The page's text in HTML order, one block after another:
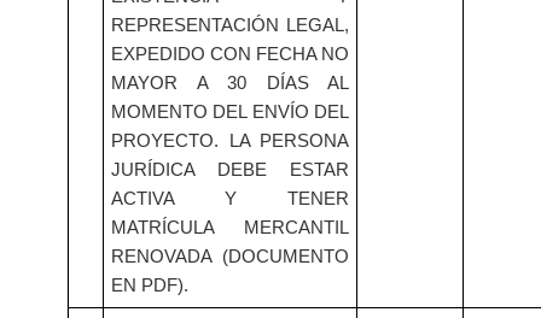
REPRESENTACIÓN LEGAL,
EXPEDIDO CON FECHA NO
MAYOR A 30 DÍAS AL
MOMENTO DEL ENVÍO DEL
PROYECTO. LA PERSONA
JURÍDICA DEBE ESTAR
ACTIVA Y TENER
MATRÍCULA MERCANTIL
RENOVADA (DOCUMENTO
EN PDF).